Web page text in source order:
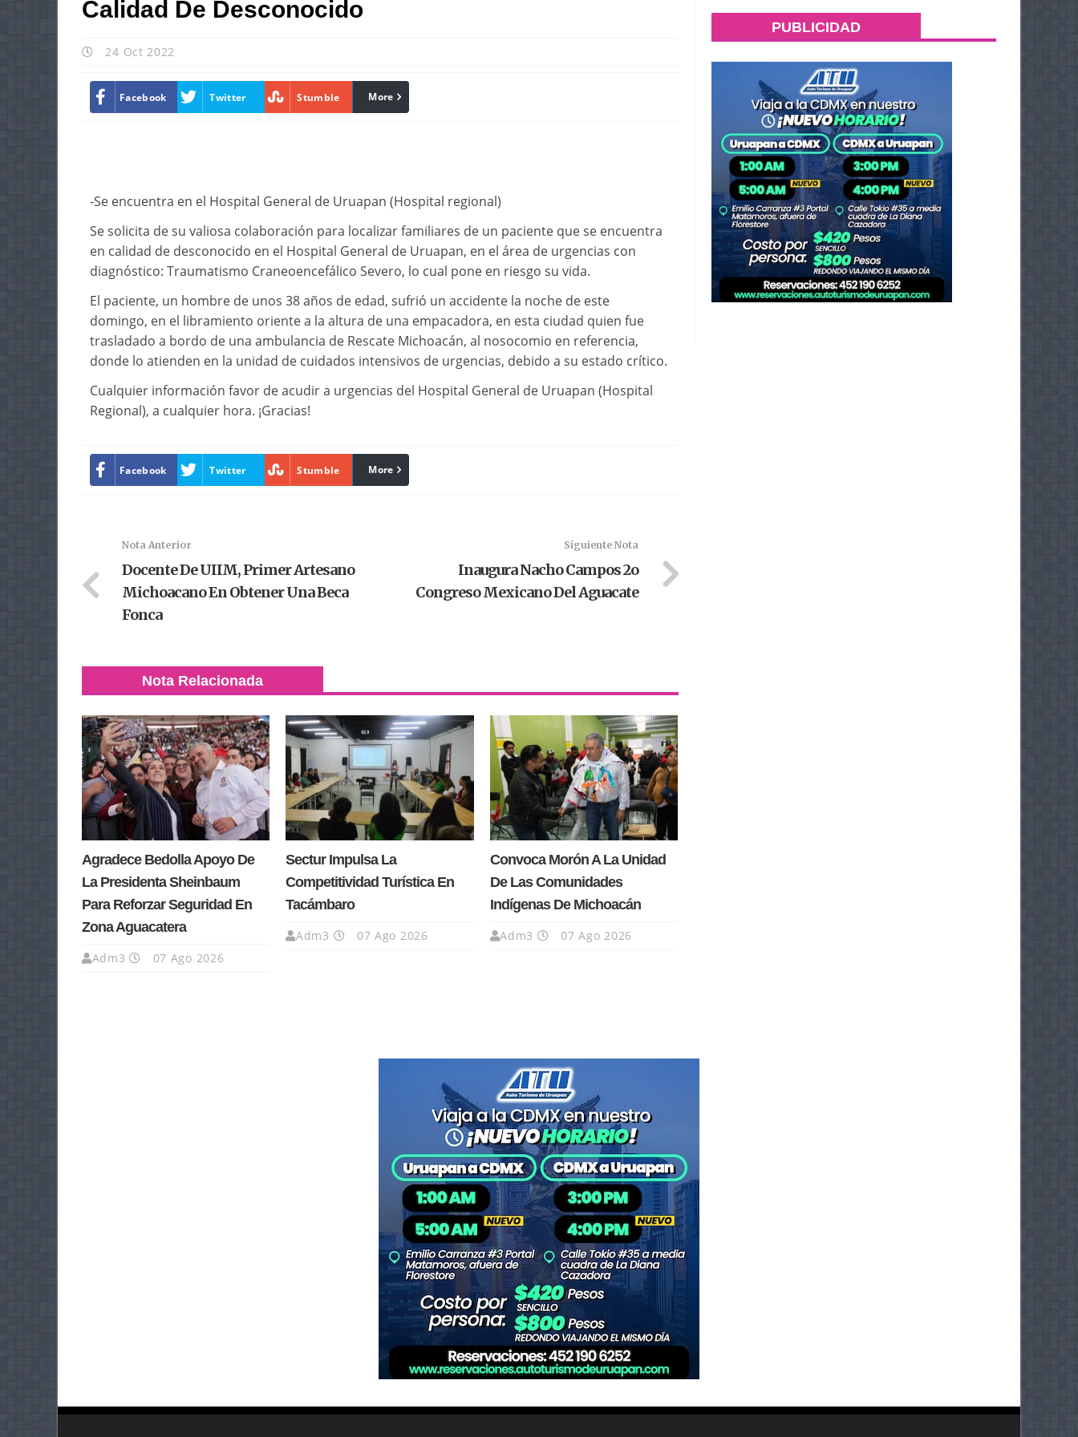
Calidad De Desconocido
24 Oct 2022
Facebook Twitter Stumble linkedin
More
-Se encuentra en el Hospital General de Uruapan (Hospital regional)
Se solicita de su valiosa colaboración para localizar familiares de un paciente que se encuentra
en calidad de desconocido en el Hospital General de Uruapan, en el área de urgencias con
diagnóstico: Traumatismo Craneoencefálico Severo, lo cual pone en riesgo su vida.
El paciente, un hombre de unos 38 años de edad, sufrió un accidente la noche de este
domingo, en el libramiento oriente a la altura de una empacadora, en esta ciudad quien fue
trasladado a bordo de una ambulancia de Rescate Michoacán, al nosocomio en referencia,
donde lo atienden en la unidad de cuidados intensivos de urgencias, debido a su estado crítico.
Cualquier información favor de acudir a urgencias del Hospital General de Uruapan (Hospital
Regional), a cualquier hora. ¡Gracias!
Facebook Twitter Stumble linkedin
More
Nota Anterior
Docente De UIIM, Primer Artesano
Michoacano En Obtener Una Beca
Fonca
Siguiente Nota
Inaugura Nacho Campos 2o
Congreso Mexicano Del Aguacate
Nota Relacionada
Agradece Bedolla Apoyo De
La Presidenta Sheinbaum
Para Reforzar Seguridad En
Zona Aguacatera
Adm3 07 Ago 2026
Sectur Impulsa La
Competitividad Turística En
Tacámbaro
Adm3 07 Ago 2026
Convoca Morón A La Unidad
De Las Comunidades
Indígenas De Michoacán
Adm3 07 Ago 2026
PUBLICIDAD